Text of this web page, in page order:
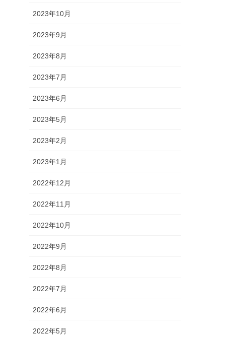
2023年10月
2023年9月
2023年8月
2023年7月
2023年6月
2023年5月
2023年2月
2023年1月
2022年12月
2022年11月
2022年10月
2022年9月
2022年8月
2022年7月
2022年6月
2022年5月